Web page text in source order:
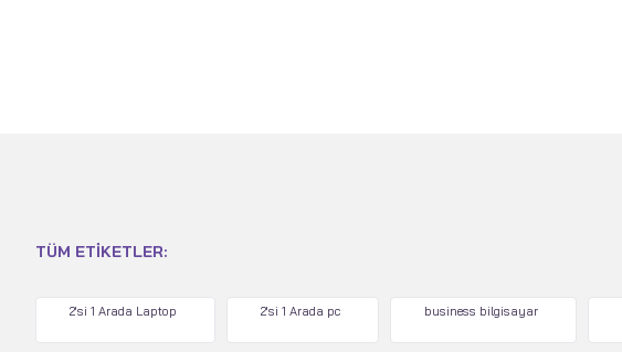
TÜM ETIKETLER:
2'si 1 Arada Laptop 2'si 1 Arada pc business bilgisayar